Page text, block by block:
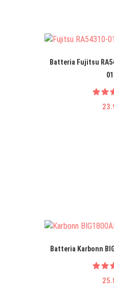
Batteria Fujitsu
Batteria Karbonn